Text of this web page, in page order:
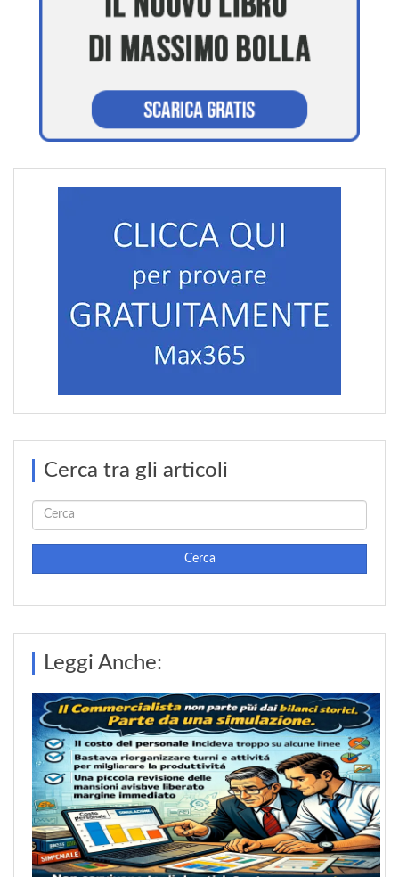
Cerca tra gli articoli
Cerca
Leggi Anche: